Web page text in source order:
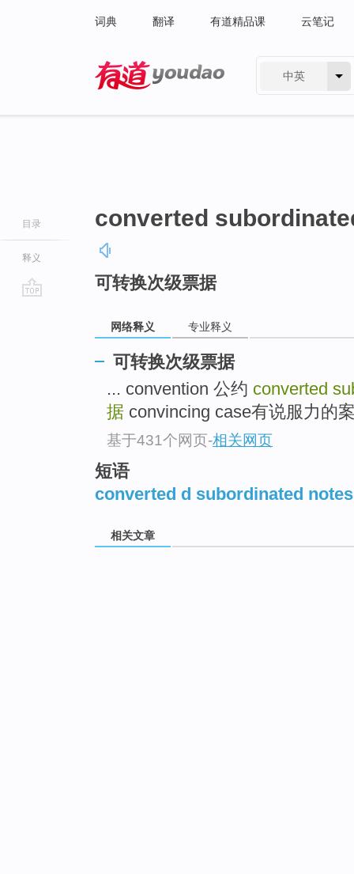
词典 翻译 有道精品课 云笔记
中英
目录
释义
converted
可转换次级票据
网络释义 专业释义
可转换次级票据
... convention 公约 converted
据 convincing case有说服力的
基于431个网页-相关网页
短语
converted d subordinated notes
相关文章